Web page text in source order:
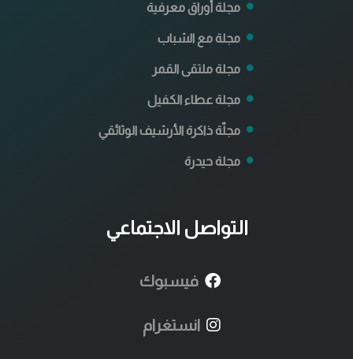
مجلة أوراق معرفية
مجلة مع الشباب
مجلة ملتقى القمر
مجلة عطاء الكفيل
مجلّة ذاكرة الأرشيف الوثائقي
مجلة حيدرة
التواصل الاجتماعي
فيسبوك
انستغرام